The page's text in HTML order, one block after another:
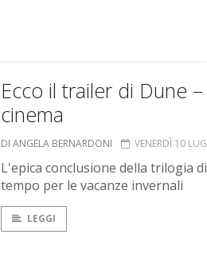
Ecco il trailer di Dune
cinema
DI ANGELA BERNARDONI VENERDÌ 10
L'epica conclusione della trilogia
tempo per le vacanze invernali
LEGGI